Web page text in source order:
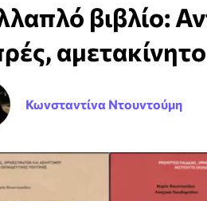
βιβλίο:
Κωνσταντίνα Ντουντούμη